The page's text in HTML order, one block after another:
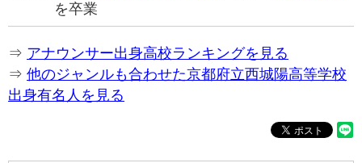
を卒業
⇒ アナウンサー出身高校ランキングを見る
⇒ 他のジャンルも合わせた京都府立西城陽高等学校
出身有名人を見る